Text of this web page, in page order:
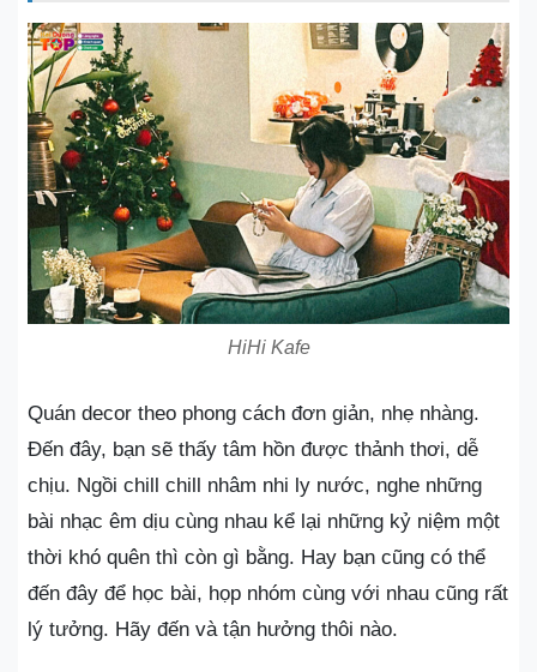
HiHi Kafe
Quán decor theo phong cách đơn giản, nhẹ nhàng.
Đến đây, bạn sẽ thấy tâm hồn được thảnh thơi, dễ
chịu. Ngồi chill chill nhâm nhi ly nước, nghe những
bài nhạc êm dịu cùng nhau kể lại những kỷ niệm một
thời khó quên thì còn gì bằng. Hay bạn cũng có thể
đến đây để học bài, họp nhóm cùng với nhau cũng rất
lý tưởng. Hãy đến và tận hưởng thôi nào.